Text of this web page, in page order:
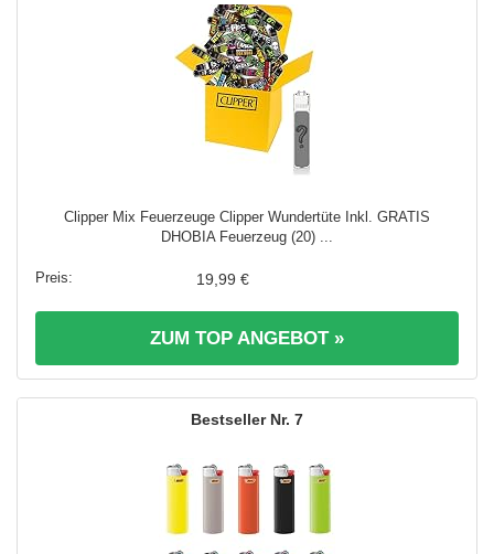
Clipper Mix Feuerzeuge Clipper Wundertüte Inkl. GRATIS
DHOBIA Feuerzeug (20) ...
19,99 €
ZUM TOP ANGEBOT »
7